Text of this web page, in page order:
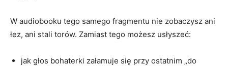
W audiobooku tego samego fragmentu nie zobaczysz ani
łez, ani stali torów. Zamiast tego możesz usłyszeć:
jak głos bohaterki załamuje się przy ostatnim „do